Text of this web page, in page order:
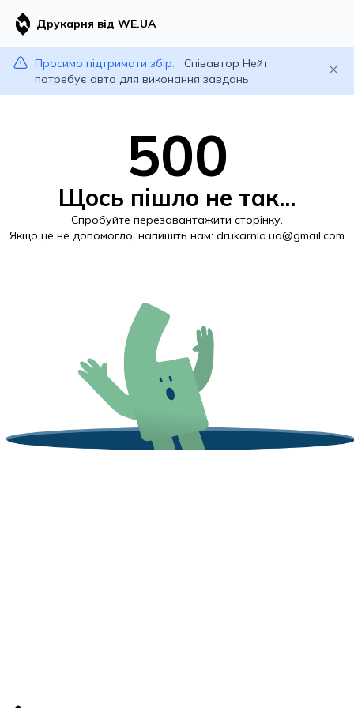
Друкарня від WE.UA
Просимо підтримати збір:
Співавтор Нейт
потребує авто для виконання завдань
500
Щось пішло не так...
Спробуйте перезавантажити сторінку.
Якщо це не допомогло, напишіть нам: drukarnia.ua@gmail.com